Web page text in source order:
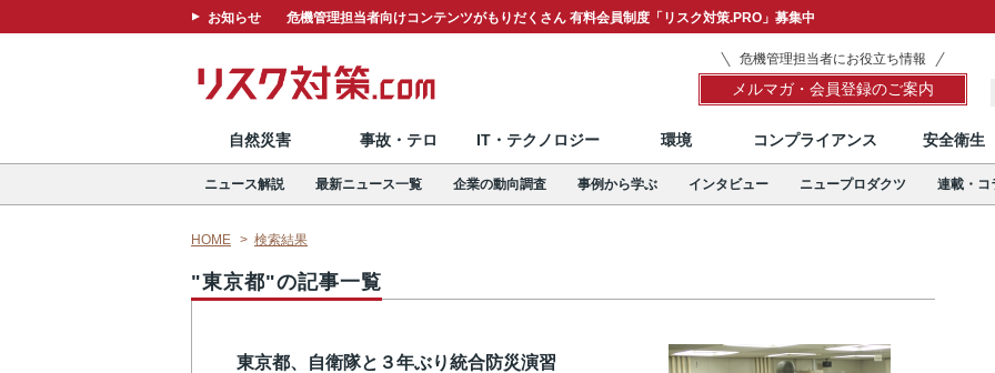
お知らせ 危機管理担当者向けコンテンツがもりだくさん 有料会員制度「リスク対策.PRO」募集中
危機管理担当者にお役立ち情報
メルマガ・会員登録のご案内
自然災害 事故・テロ IT・テクノロジー 環境 コンプライアンス 安全衛生
ニュース解説 最新ニュース一覧 企業の動向調査 事例から学ぶ インタビュー ニュープロダクツ 連載・コ
HOME 検索結果
"東京都"の記事一覧
東京都、自衛隊と３年ぶり統合防災演習